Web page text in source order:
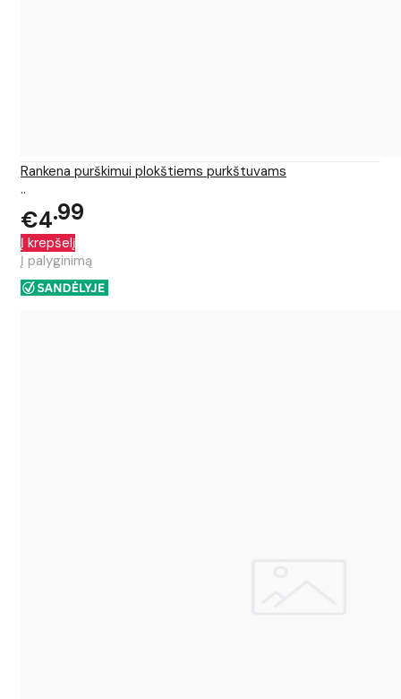
Rankena purškimui plokštiems purkštuvams
..
€4 99
Į krepšelį
Į palyginimą